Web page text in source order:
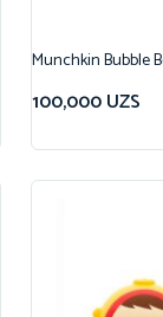
Munchkin Bubble
100,000UZS